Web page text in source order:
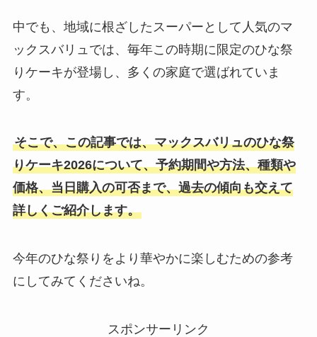
中でも、地域に根ざしたスーパーとして人気のマ
ックスバリュでは、毎年この時期に限定のひな祭
りケーキが登場し、多くの家庭で選ばれていま
す。
そこで、この記事では、マックスバリュのひな祭
りケーキ2026について、予約期間や方法、種類や
価格、当日購入の可否まで、過去の傾向も交えて
詳しくご紹介します。
今年のひな祭りをより華やかに楽しむための参考
にしてみてくださいね。
スポンサーリンク